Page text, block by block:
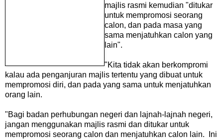
majlis rasmi kemudian "ditukar
untuk mempromosi seorang
calon, dan pada masa yang
sama menjatuhkan calon yang
lain".
"Kita tidak akan berkompromi
kalau ada penganjuran majlis tertentu yang dibuat untuk
mempromosi diri, dan pada yang sama untuk menjatuhkan
orang lain.
"Bagi badan perhubungan negeri dan lajnah-lajnah negeri,
jangan menggunakan majlis rasmi dan ditukar untuk
mempromosi seorang calon dan menjatuhkan calon lain. Ini